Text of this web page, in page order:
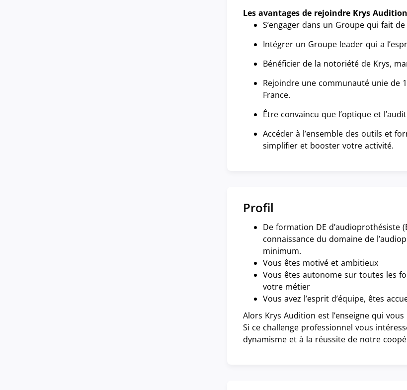
Les avantages de rejoindre Krys
S’engager dans un Groupe qui fait
Intégrer un Groupe leader qui a
Bénéficier de la notoriété de Krys,
Rejoindre une communauté unie de
France.
Être convaincu que l’optique et
Accéder à l’ensemble des outils et
simplifier et booster votre activité.
Profil
De formation DE d’audioprothésiste
connaissance du domaine de
minimum.
Vous êtes motivé et ambitieux
Vous êtes autonome sur toutes les
votre métier
Vous avez l’esprit d’équipe, êtes
Alors Krys Audition est l’enseigne qui
Si ce challenge professionnel vous
dynamisme et à la réussite de notre